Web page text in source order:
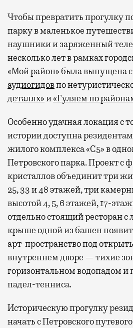
Чтобы превратить прогулку
парку в маленькое
наушники и заряженный
несколько лет в рамках
«Мой район» была выпущена
аудиогидовпо
деталях»и«Гуляем по
Особенно удачная локация с
истории доступна
жилого комплекса «С5»в
Петровского парка. Проект с
кристаллов объединит три
25, 33 и 48 этажей, три
высотой 4, 5, 6 этажей, 17-
отдельно стоящий ресторан с
крыше одной из башен
арт-пространство под
внутреннем дворе — тихие
горизонтальном водопадом
падел-тенниса.
Историческую прогулку
начать с Петровского